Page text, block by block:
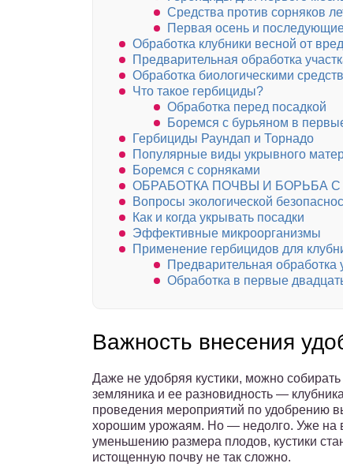
Средства против сорняков
Первая осень и
Обработка клубники весной от
Предварительная обработка
Обработка биологическими
Что такое гербициды?
Обработка перед посадкой
Боремся с бурьяном в
Гербициды Раундап и Торнадо
Популярные виды укрывного
Боремся с сорняками
ОБРАБОТКА ПОЧВЫ И БОРЬБА
Вопросы экологической
Как и когда укрывать посадки
Эффективные микроорганизмы
Применение гербицидов для
Предварительная обработка
Обработка в первые
Важность внесения
Даже не удобряя кустики, можно
земляника и ее разновидность —
проведения мероприятий по удобрению
хорошим урожаям. Но — недолго. Уже на
уменьшению размера плодов, кустики
истощенную почву не так сложно.